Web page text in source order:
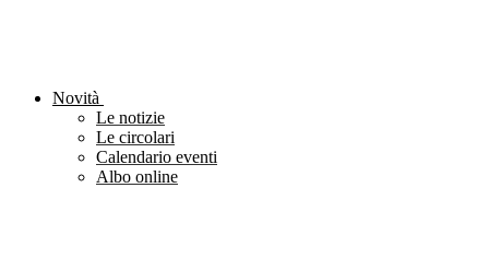
Novità
Le notizie
Le circolari
Calendario eventi
Albo online